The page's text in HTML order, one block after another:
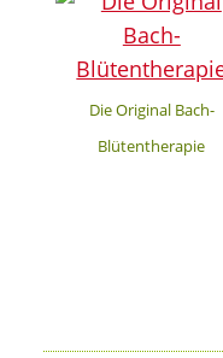
Die Original Bach-
Blütentherapie